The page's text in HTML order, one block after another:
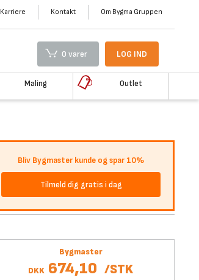
Karriere Kontakt Om Bygma Gruppen
0 varer LOG IND
Maling Outlet
Bliv Bygmaster kunde og spar 10%
Tilmeld dig gratis i dag
Bygmaster
DKK 674,10 /STK